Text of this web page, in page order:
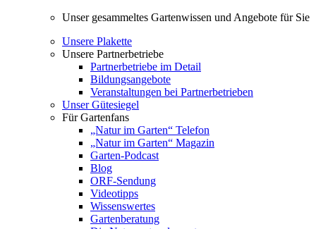
Unser gesammeltes Gartenwissen und Angebote für Sie
Unsere Plakette
Unsere Partnerbetriebe
Partnerbetriebe im Detail
Bildungsangebote
Veranstaltungen bei Partnerbetrieben
Unser Gütesiegel
Für Gartenfans
„Natur im Garten“ Telefon
„Natur im Garten“ Magazin
Garten-Podcast
Blog
ORF-Sendung
Videotipps
Wissenswertes
Gartenberatung